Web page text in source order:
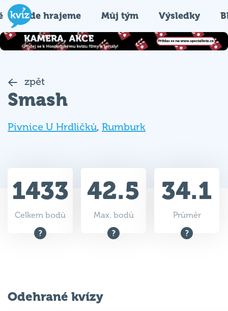
Kde hrajeme Můj tým Výsledky
zpět
Smash
Pivnice U Hrdličků, Rumburk
1433
Celkem bodů
42.5
Max. bodů
34.1
Průměr
Odehrané kvízy